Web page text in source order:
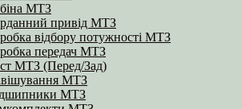
МТЗ
привід МТЗ
відбору потужності МТЗ
передач МТЗ
МТЗ (Перед/Зад)
МТЗ
МТЗ